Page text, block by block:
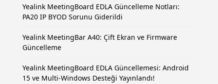
Yealink MeetingBoard EDLA Güncelleme Notları:
PA20 IP BYOD Sorunu Giderildi
Yealink MeetingBar A40: Çift Ekran ve Firmware
Güncelleme
Yealink MeetingBoard EDLA Güncellemesi: Android
15 ve Multi-Windows Desteği Yayınlandı!